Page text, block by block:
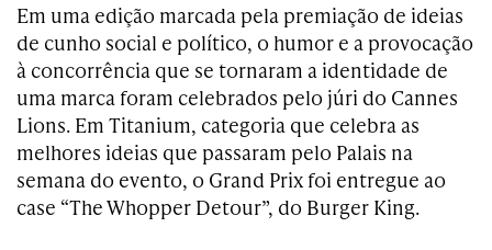
Em uma edição marcada pela premiação de ideias
de cunho social e político, o humor e a provocação
à concorrência que se tornaram a identidade de
uma marca foram celebrados pelo júri do Cannes
Lions. Em Titanium, categoria que celebra as
melhores ideias que passaram pelo Palais na
semana do evento, o Grand Prix foi entregue ao
case “The Whopper Detour”, do Burger King.